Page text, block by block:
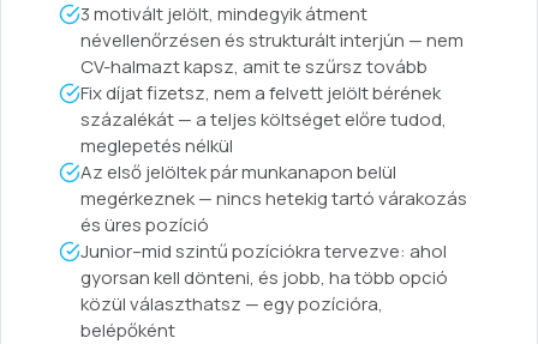
3 motivált jelölt, mindegyik átment
névellenőrzésen és strukturált interjún — nem
CV-halmazt kapsz, amit te szűrsz tovább
Fix díjat fizetsz, nem a felvett jelölt bérének
százalékát — a teljes költséget előre tudod,
meglepetés nélkül
Az első jelöltek pár munkanapon belül
megérkeznek — nincs hetekig tartó várakozás
és üres pozíció
Junior–mid szintű pozíciókra tervezve: ahol
gyorsan kell dönteni, és jobb, ha több opció
közül választhatsz — egy pozícióra,
belépőként